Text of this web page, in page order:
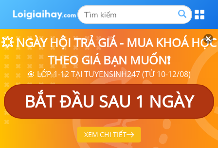
💥 NGÀY HỘI TRẢ GIÁ - MUA KHOÁ HỌC
THEO GIÁ BẠN MUỐN❗
🎯 LỚP 1-12 TẠI TUYENSINH247 (TỪ 10-12/08)
BẮT ĐẦU SAU 1 NGÀY
XEM CHI TIẾT